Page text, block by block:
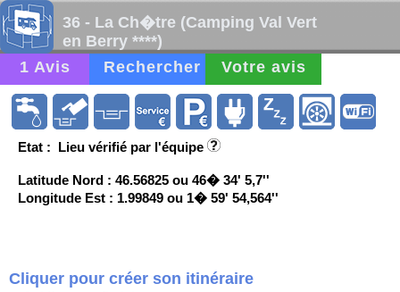
36 - La Ch�tre (Camping Val Vert
en Berry ****)
1 Avis
Rechercher Votre avis
Etat : Lieu vérifié par l'équipe
Latitude Nord : 46.56825 ou 46� 34' 5,7''
Longitude Est : 1.99849 ou 1� 59' 54,564''
Cliquer pour créer son itinéraire